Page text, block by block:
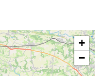
+
−